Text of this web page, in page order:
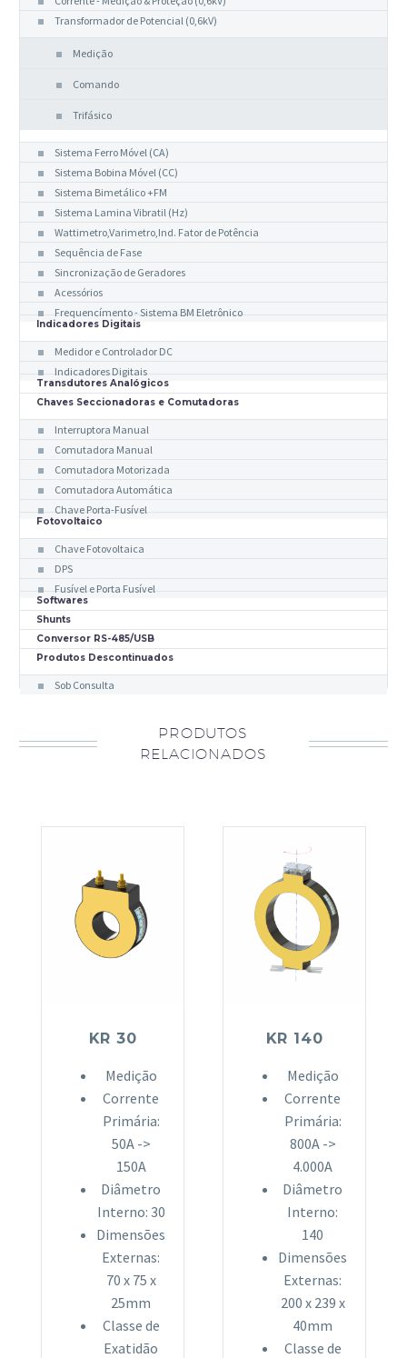
Transformador de Potencial (0,6kV)
Medição
Comando
Trifásico
Sistema Ferro Móvel (CA)
Sistema Bobina Móvel (CC)
Sistema Bimetálico +FM
Sistema Lamina Vibratil (Hz)
Wattimetro,Varimetro,Ind. Fator de Potência
Sequência de Fase
Sincronização de Geradores
Acessórios
Frequencímento - Sistema BM Eletrônico
Indicadores Digitais
Medidor e Controlador DC
Indicadores Digitais
Transdutores Analógicos
Chaves Seccionadoras e Comutadoras
Interruptora Manual
Comutadora Manual
Comutadora Motorizada
Comutadora Automática
Chave Porta-Fusível
Fotovoltaico
Chave Fotovoltaica
DPS
Fusível e Porta Fusível
Softwares
Shunts
Conversor RS-485/USB
Produtos Descontinuados
Sob Consulta
PRODUTOS
RELACIONADOS
KR 30
Medição
Corrente
Primária:
50A ->
150A
Diâmetro
Interno: 30
Dimensões
Externas:
70 x 75 x
25mm
Classe de
Exatidão
KR 140
Medição
Corrente
Primária:
800A ->
4.000A
Diâmetro
Interno:
140
Dimensões
Externas:
200 x 239 x
40mm
Classe de